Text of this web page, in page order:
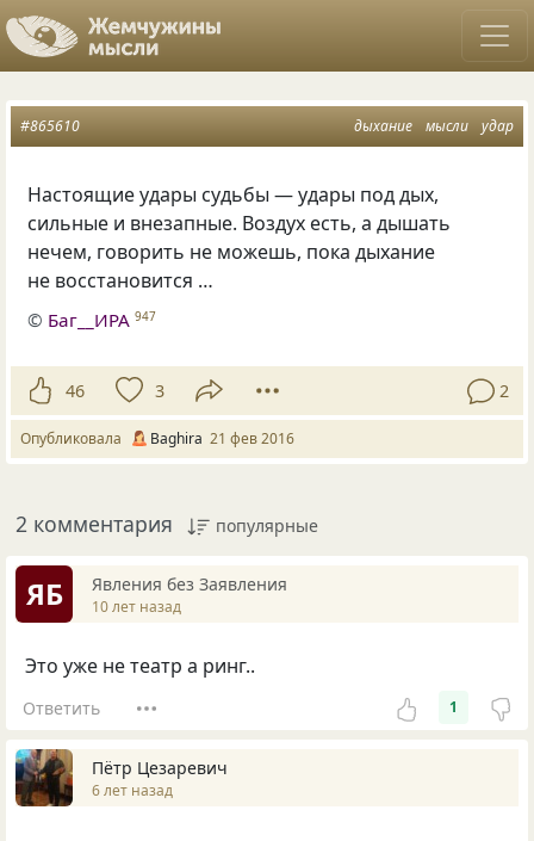
дыхание мысли удар
#865610
Настоящие удары судьбы — удары под дых,
сильные и внезапные. Воздух есть, а дышать
нечем, говорить не можешь, пока дыхание
не восстановится …
© Баг__ИРА 947
46 3 2
Опубликовала Baghira 21 фев 2016
2 комментария популярные
ЯБ Явления без Заявления
10 лет назад
Это уже не театр а ринг..
Ответить 1
Пётр Цезаревич
6 лет назад